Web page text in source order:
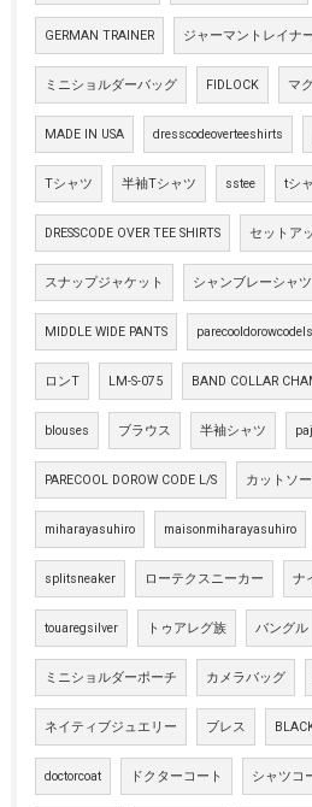
GERMAN TRAINER ジャーマントレイナ
ミニショルダーバッグ FIDLOCK マ
MADE IN USA dresscodeoverteeshirts
Tシャツ 半袖Tシャツ sstee tシ
DRESSCODE OVER TEE SHIRTS セットア
スナップジャケット シャンブレーシャツ
MIDDLE WIDE PANTS parecooldorowcodels
ロンT LM-S-075 BAND COLLAR
blouses ブラウス 半袖シャツ
PARECOOL DOROW CODE L/S カットソー
miharayasuhiro maisonmiharayasuhiro
splitsneaker ローテクスニーカー ナ
touaregsilver トゥアレグ族 バングル
ミニショルダーポーチ カメラバッグ
ネイティブジュエリー ブレス
doctorcoat ドクターコート シャツコ